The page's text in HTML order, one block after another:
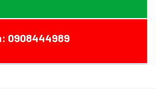
0908444989